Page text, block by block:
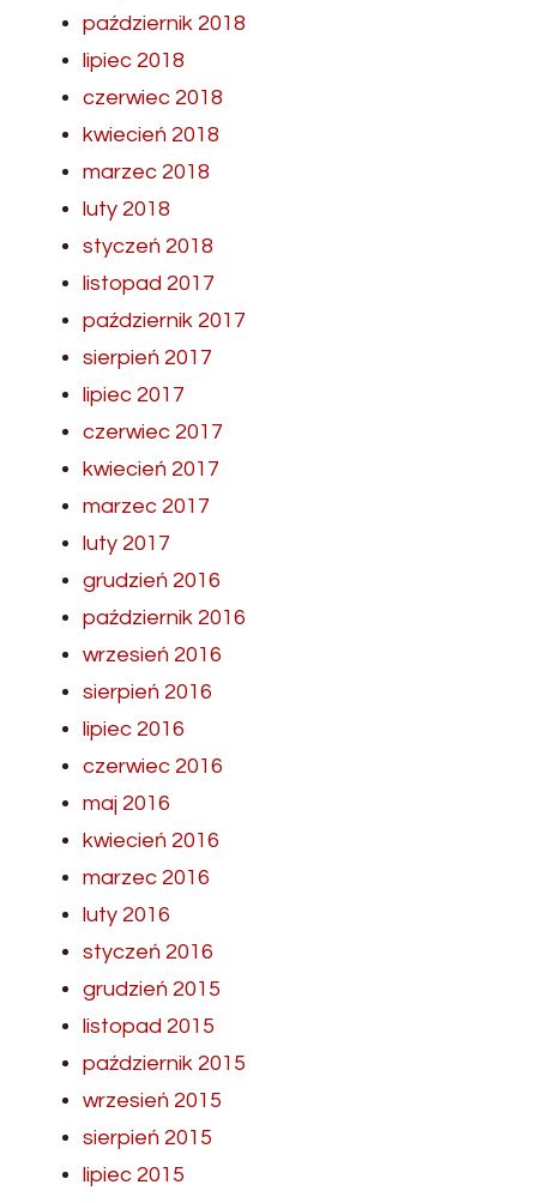
październik 2018
lipiec 2018
czerwiec 2018
kwiecień 2018
marzec 2018
luty 2018
styczeń 2018
listopad 2017
październik 2017
sierpień 2017
lipiec 2017
czerwiec 2017
kwiecień 2017
marzec 2017
luty 2017
grudzień 2016
październik 2016
wrzesień 2016
sierpień 2016
lipiec 2016
czerwiec 2016
maj 2016
kwiecień 2016
marzec 2016
luty 2016
styczeń 2016
grudzień 2015
listopad 2015
październik 2015
wrzesień 2015
sierpień 2015
lipiec 2015